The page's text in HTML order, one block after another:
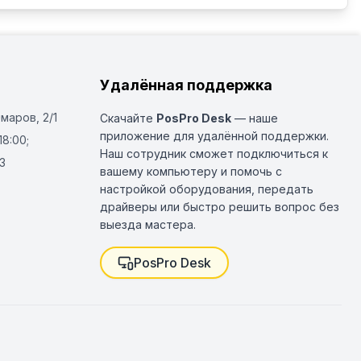
2/1
Удалённая поддержка
Скачайте PosPro Desk — наше
приложение для удалённой поддержки.
Наш сотрудник сможет подключиться к
вашему компьютеру и помочь с
настройкой оборудования, передать
драйверы или быстро решить вопрос без
выезда мастера.
PosPro Desk